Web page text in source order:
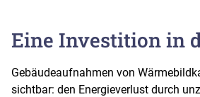
Eine Investition in
Gebäudeaufnahmen von
sichtbar: den Energieverlust durch